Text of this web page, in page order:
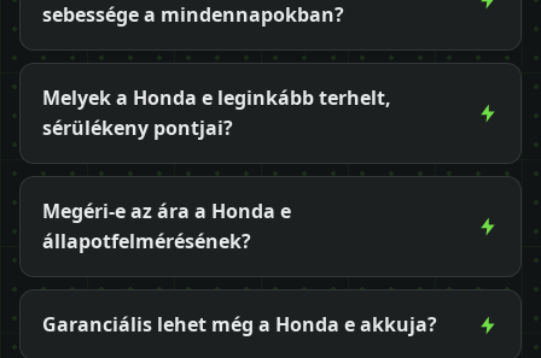
sebessége a mindennapokban?
Melyek a Honda e leginkább terhelt,
sérülékeny pontjai?
Megéri-e az ára a Honda e
állapotfelmérésének?
Garanciális lehet még a Honda e akkuja?